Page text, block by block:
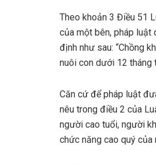
Theo khoản 3 Điều 51
của một bên, pháp luật
định như sau: “Chồng
nuôi con dưới 12 tháng
Căn cứ để pháp luật
nêu trong điều 2 của
người cao tuổi, người
chức năng cao quý của